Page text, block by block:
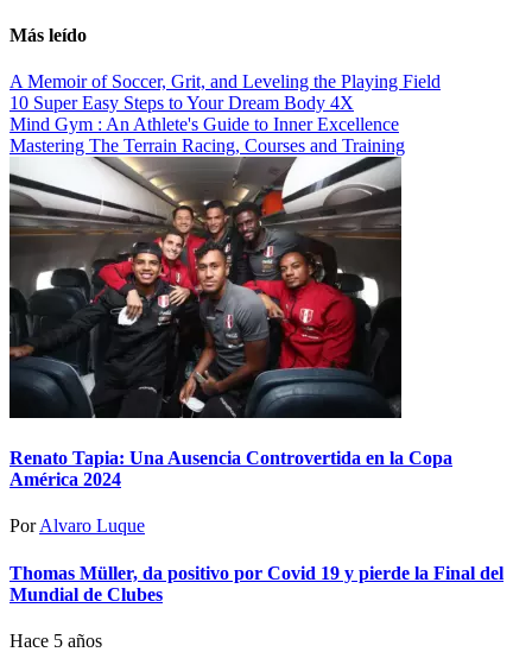
Más leído
A Memoir of Soccer, Grit, and Leveling the Playing Field
10 Super Easy Steps to Your Dream Body 4X
Mind Gym : An Athlete's Guide to Inner Excellence
Mastering The Terrain Racing, Courses and Training
Renato Tapia: Una Ausencia Controvertida en la Copa
América 2024
Por Alvaro Luque
Thomas Müller, da positivo por Covid 19 y pierde la Final del
Mundial de Clubes
Hace 5 años